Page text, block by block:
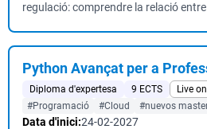
regulació: comprendre la relació
Python Avançat per a
Diploma d'expertesa 9 ECTS
Live
#Programació
#Cloud #nuevos
Data d'inici:24-02-2027